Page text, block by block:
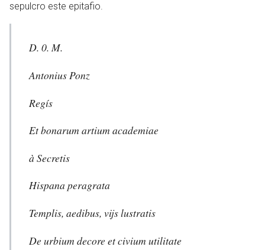
sepulcro este epitafio.
D. 0. M.
Antonius Ponz
Regís
Et bonarum artium academiae
à Secretis
Hispana peragrata
Templis, aedibus, vijs lustratis
De urbium decore et civium utilitate